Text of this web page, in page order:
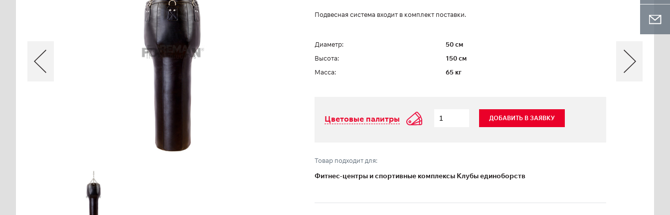
Подвесная система входит в комплект поставки.
Диаметр:
50 см
Высота:
150 см
Масса:
65 кг
Цветовые палитры ДОБАВИТЬ В ЗАЯВКУ
Товар подходит для:
Фитнес-центры и спортивные комплексы Клубы единоборств